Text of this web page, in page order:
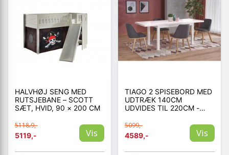
HALVHØJ SENG MED
RUTSJEBANE – SCOTT
SÆT, HVID, 90 × 200 CM
5118.9,-
5119,-
Vis
TIAGO 2 SPISEBORD MED
UDTRÆK 140CM
UDVIDES TIL 220CM -
5099,-
4589,-
Vis